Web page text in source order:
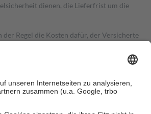
dienen, die Lieferfrist um die
Regel die Kosten dafür, der Versicherte
als die tatsächlichen Kosten der Leistung